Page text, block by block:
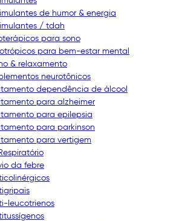
de humor & energia
/ tdah
para sono
para bem-estar mental
& relaxamento
neurotônicos
dependência de álcool
para alzheimer
para epilepsia
para parkinson
para vertigem
da febre
leucotrienos